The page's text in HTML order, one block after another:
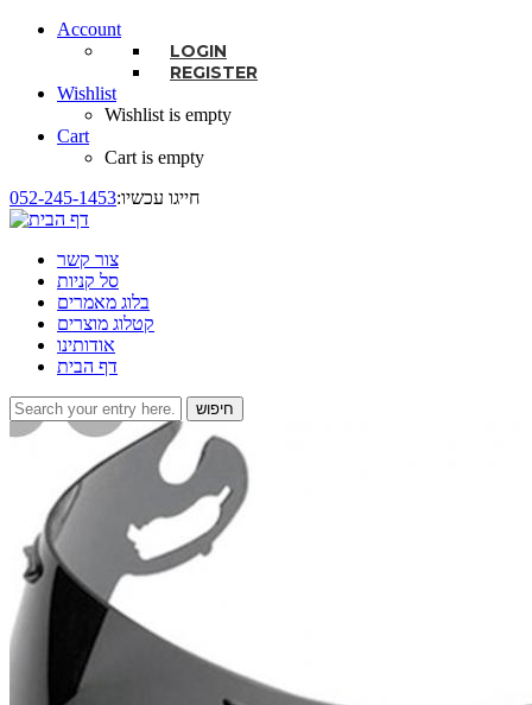
Account
LOGIN
REGISTER
Wishlist
Wishlist is empty
Cart
Cart is empty
052-245-1453 :חייגו עכשיו
צור קשר
סל קניות
בלוג מאמרים
קטלוג מוצרים
אודותינו
דף הבית
טופס חיפוש
חיפוש